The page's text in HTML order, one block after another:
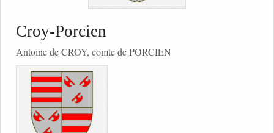
Croy-Porcien
Antoine de CROY, comte de PORCIEN